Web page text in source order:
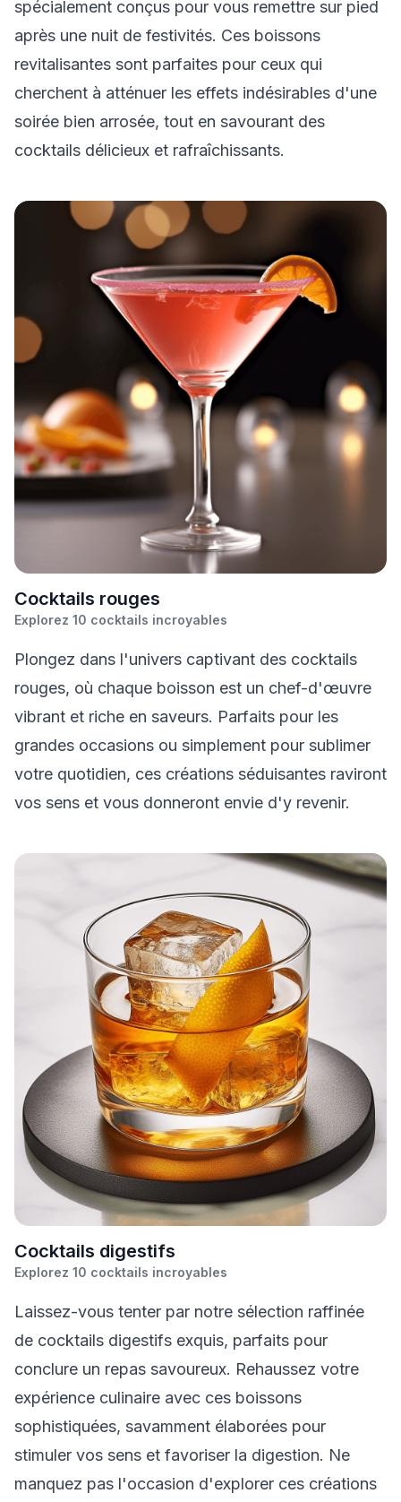
spécialement conçus pour vous remettre sur pied
après une nuit de festivités. Ces boissons
revitalisantes sont parfaites pour ceux qui
cherchent à atténuer les effets indésirables d'une
soirée bien arrosée, tout en savourant des
cocktails délicieux et rafraîchissants.
Cocktails rouges
Explorez 10 cocktails incroyables
Plongez dans l'univers captivant des cocktails
rouges, où chaque boisson est un chef-d'œuvre
vibrant et riche en saveurs. Parfaits pour les
grandes occasions ou simplement pour sublimer
votre quotidien, ces créations séduisantes raviront
vos sens et vous donneront envie d'y revenir.
Cocktails digestifs
Explorez 10 cocktails incroyables
Laissez-vous tenter par notre sélection raffinée
de cocktails digestifs exquis, parfaits pour
conclure un repas savoureux. Rehaussez votre
expérience culinaire avec ces boissons
sophistiquées, savamment élaborées pour
stimuler vos sens et favoriser la digestion. Ne
manquez pas l'occasion d'explorer ces créations